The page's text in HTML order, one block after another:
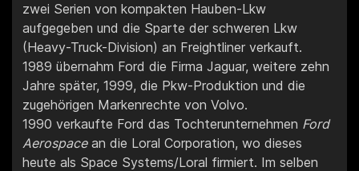
zwei Serien von kompakten Hauben-Lkw
aufgegeben und die Sparte der schweren Lkw
(Heavy-Truck-Division) an Freightliner verkauft.
1989 übernahm Ford die Firma Jaguar, weitere zehn
Jahre später, 1999, die Pkw-Produktion und die
zugehörigen Markenrechte von Volvo.
1990 verkaufte Ford das Tochterunternehmen Ford
Aerospacean die Loral Corporation, wo dieses
heute als Space Systems/Loral firmiert. Im selben